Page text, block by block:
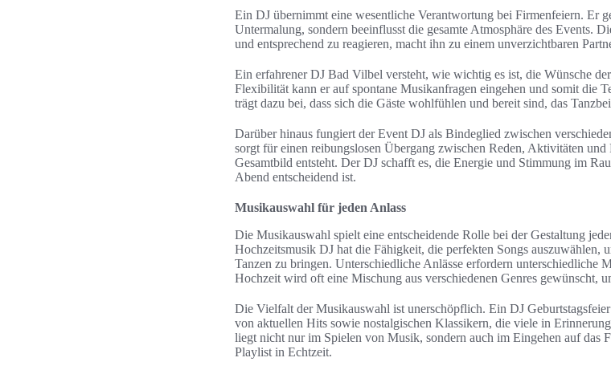
Ein DJ übernimmt eine wesentliche Verantwortung bei Firmenfeiern. Er
Untermalung, sondern beeinflusst die gesamte Atmosphäre des Events.
und entsprechend zu reagieren, macht ihn zu einem unverzichtbaren
Ein erfahrener DJ Bad Vilbel versteht, wie wichtig es ist, die Wünsche
Flexibilität kann er auf spontane Musikanfragen eingehen und somit die
trägt dazu bei, dass sich die Gäste wohlfühlen und bereit sind, das
Darüber hinaus fungiert der Event DJ als Bindeglied zwischen
sorgt für einen reibungslosen Übergang zwischen Reden, Aktivitäten
Gesamtbild entsteht. Der DJ schafft es, die Energie und Stimmung im
Abend entscheidend ist.
Musikauswahl für jeden Anlass
Die Musikauswahl spielt eine entscheidende Rolle bei der Gestaltung
Hochzeitsmusik DJ hat die Fähigkeit, die perfekten Songs auszuwählen,
Tanzen zu bringen. Unterschiedliche Anlässe erfordern unterschiedliche
Hochzeit wird oft eine Mischung aus verschiedenen Genres gewünscht,
Die Vielfalt der Musikauswahl ist unerschöpflich. Ein DJ
von aktuellen Hits sowie nostalgischen Klassikern, die viele in
liegt nicht nur im Spielen von Musik, sondern auch im Eingehen auf das
Playlist in Echtzeit.